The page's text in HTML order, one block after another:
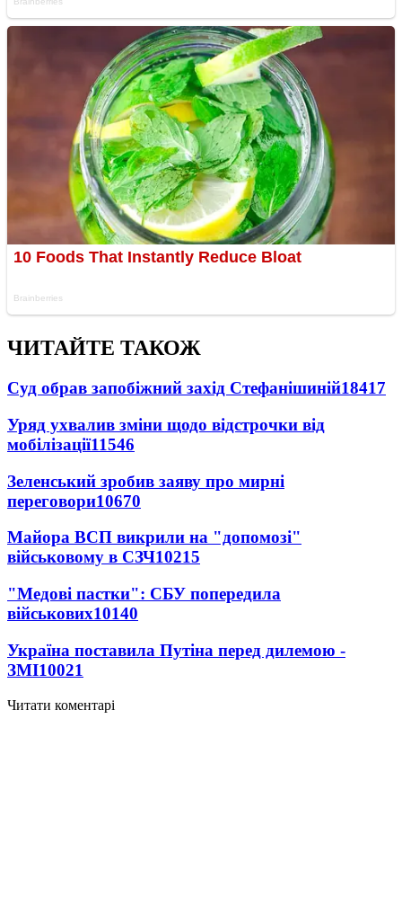
ЧИТАЙТЕ ТАКОЖ
Суд обрав запобіжний захід Стефанішиній18417
Уряд ухвалив зміни щодо відстрочки від
мобілізації11546
Зеленський зробив заяву про мирні
переговори10670
Майора ВСП викрили на "допомозі"
військовому в СЗЧ10215
"Медові пастки": СБУ попередила
військових10140
Україна поставила Путіна перед дилемою -
ЗМІ10021
Читати коментарі